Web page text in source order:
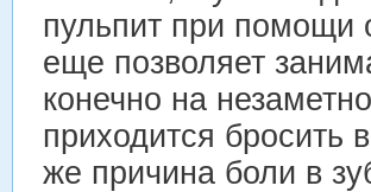
пульпит при помощи
еще позволяет
конечно на
приходится бросить
же причина боли в